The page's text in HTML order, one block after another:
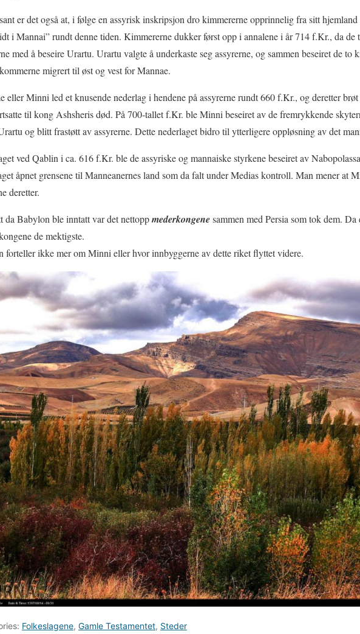
er det også at, i følge en assyrisk inskripsjon dro kimmererne opprinnelig fra sitt
i Mannai” rundt denne tiden. Kimmererne dukker først opp i annalene i år 714 f.Kr., da de
med å beseire Urartu. Urartu valgte å underkaste seg assyrerne, og sammen beseiret de
migrert til øst og vest for Mannae.
eller Minni led et knusende nederlag i hendene på assyrerne rundt 660 f.Kr., og deretter
til kong Ashsheris død. På 700-tallet f.Kr. ble Minni beseiret av de fremrykkende
og blitt frastøtt av assyrerne. Dette nederlaget bidro til ytterligere oppløsning av det
ved Qablin i ca. 616 f.Kr. ble de assyriske og mannaiske styrkene beseiret av
åpnet grensene til Manneanernes land som da falt under Medias kontroll. Man mener at
deretter.
da Babylon ble inntatt var det nettoppmederkongenesammen med Persia som tok dem.
de mektigste.
forteller ikke mer om Minni eller hvor innbyggerne av dette riket flyttet videre.
Folkeslagene, Gamle Testamentet, Steder